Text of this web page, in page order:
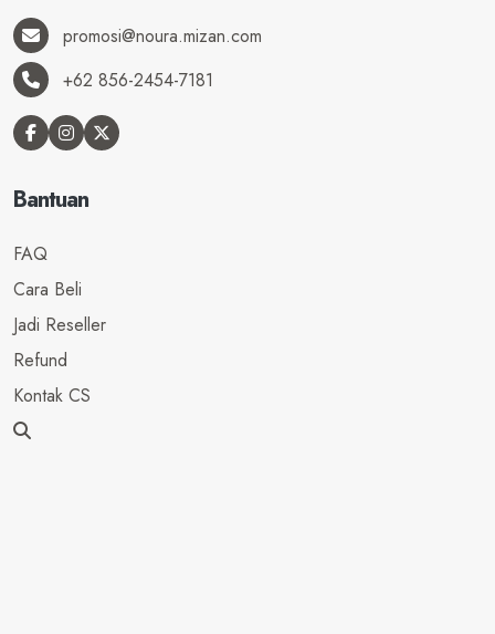
promosi@noura.mizan.com
+62 856-2454-7181
Bantuan
FAQ
Cara Beli
Jadi Reseller
Refund
Kontak CS